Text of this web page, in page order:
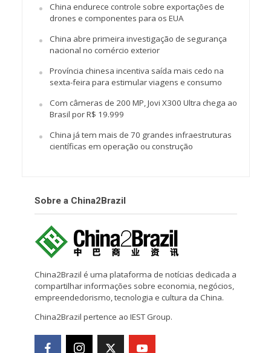
China endurece controle sobre exportações de
drones e componentes para os EUA
China abre primeira investigação de segurança
nacional no comércio exterior
Província chinesa incentiva saída mais cedo na
sexta-feira para estimular viagens e consumo
Com câmeras de 200 MP, Jovi X300 Ultra chega ao
Brasil por R$ 19.999
China já tem mais de 70 grandes infraestruturas
científicas em operação ou construção
Sobre a China2Brazil
China2Brazil é uma plataforma de notícias dedicada a
compartilhar informações sobre economia, negócios,
empreendedorismo, tecnologia e cultura da China.
China2Brazil pertence ao IEST Group.